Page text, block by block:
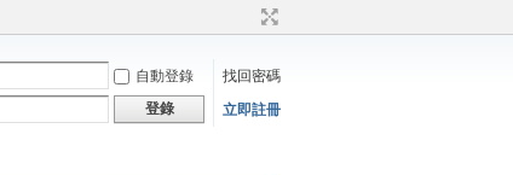
自動登錄
找回密碼
登錄 立即註冊